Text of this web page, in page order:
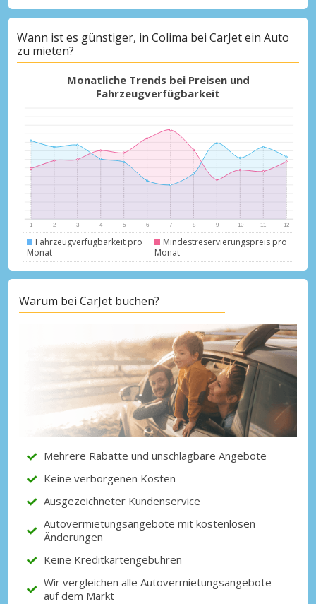
Top-Ersparnisses
Erhalten Sie Zugang zu exklusiven
Partnerangeboten
Mit eLink anmelden
Wann ist es günstiger, in Colima bei CarJet ein Auto
zu mieten?
Monatliche Trends bei Preisen und
Fahrzeugverfügbarkeit
Fahrzeugverfügbarkeit pro
Monat
Mindestreservierungspreis pro
Monat
Warum bei CarJet buchen?
Mehrere Rabatte und unschlagbare Angebote
Keine verborgenen Kosten
Ausgezeichneter Kundenservice
Autovermietungsangebote mit kostenlosen
Änderungen
Keine Kreditkartengebühren
Wir vergleichen alle Autovermietungsangebote
auf dem Markt